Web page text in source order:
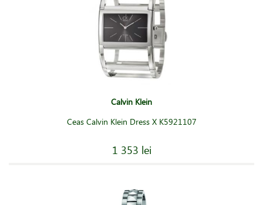
Calvin Klein
Ceas Calvin Klein Dress X K5921107
1 353 lei